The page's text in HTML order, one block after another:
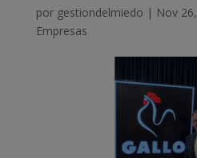
por gestiondelmiedo | Nov
Empresas